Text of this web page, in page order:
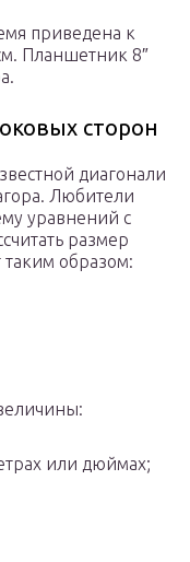
приведена к
Планшетник 8″
сторон
диагонали
Любители
уравнений с
размер
таким образом:
или дюймах;